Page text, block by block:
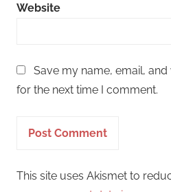
Website
Save my name, email,
for the next time I comment.
This site uses Akismet to